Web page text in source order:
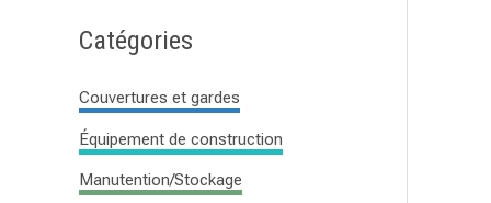
r
h
e
p
Catégories
Couvertures et gardes
Équipement de construction
Manutention/Stockage